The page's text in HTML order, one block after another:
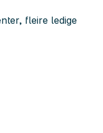
fleire ledige